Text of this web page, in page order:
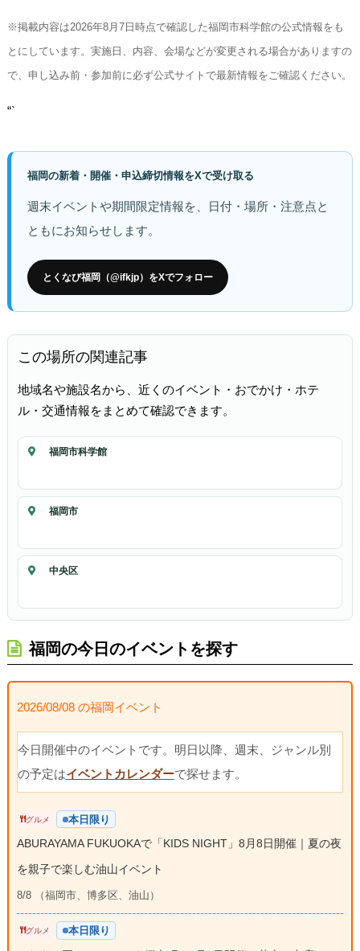
※掲載内容は2026年8月7日時点で確認した福岡市科学館の公式情報をも
とにしています。実施日、内容、会場などが変更される場合がありますの
で、申し込み前・参加前に必ず公式サイトで最新情報をご確認ください。
“`
福岡の新着・開催・申込締切情報をXで受け取る
週末イベントや期間限定情報を、日付・場所・注意点と
ともにお知らせします。
とくなび福岡（@ifkjp）をXでフォロー
この場所の関連記事
地域名や施設名から、近くのイベント・おでかけ・ホテ
ル・交通情報をまとめて確認できます。
福岡市科学館
福岡市
中央区
福岡の今日のイベントを探す
2026/08/08 の福岡イベント
今日開催中のイベントです。明日以降、週末、ジャンル別
の予定はイベントカレンダーで探せます。
グルメ 本日限り
ABURAYAMA FUKUOKAで「KIDS NIGHT」8月8日開催｜夏の夜
を親子で楽しむ油山イベント
8/8 （福岡市、博多区、油山）
グルメ 本日限り